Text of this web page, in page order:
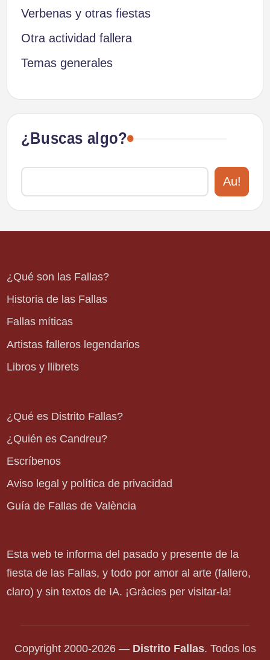
Verbenas y otras fiestas
Otra actividad fallera
Temas generales
¿Buscas algo?
Au!
¿Qué son las Fallas?
Historia de las Fallas
Fallas míticas
Artistas falleros legendarios
Libros y llibrets
¿Qué es Distrito Fallas?
¿Quién es Candreu?
Escríbenos
Aviso legal y política de privacidad
Guía de Fallas de València
Esta web te informa del pasado y presente de la
fiesta de las Fallas, y todo por amor al arte (fallero,
claro) y sin textos de IA. ¡Gràcies per visitar-la!
Copyright 2000-2026 — Distrito Fallas. Todos los